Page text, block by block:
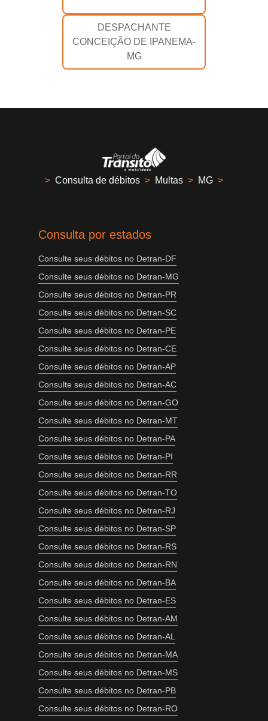
DESPACHANTE
CONCEIÇÃO DE IPANEMA-
MG
> Consulta de débitos > Multas > MG >
Consulta por estados
Consulte seus débitos no Detran-DF
Consulte seus débitos no Detran-MG
Consulte seus débitos no Detran-PR
Consulte seus débitos no Detran-SC
Consulte seus débitos no Detran-PE
Consulte seus débitos no Detran-CE
Consulte seus débitos no Detran-AP
Consulte seus débitos no Detran-AC
Consulte seus débitos no Detran-GO
Consulte seus débitos no Detran-MT
Consulte seus débitos no Detran-PA
Consulte seus débitos no Detran-PI
Consulte seus débitos no Detran-RR
Consulte seus débitos no Detran-TO
Consulte seus débitos no Detran-RJ
Consulte seus débitos no Detran-SP
Consulte seus débitos no Detran-RS
Consulte seus débitos no Detran-RN
Consulte seus débitos no Detran-BA
Consulte seus débitos no Detran-ES
Consulte seus débitos no Detran-AM
Consulte seus débitos no Detran-AL
Consulte seus débitos no Detran-MA
Consulte seus débitos no Detran-MS
Consulte seus débitos no Detran-PB
Consulte seus débitos no Detran-RO